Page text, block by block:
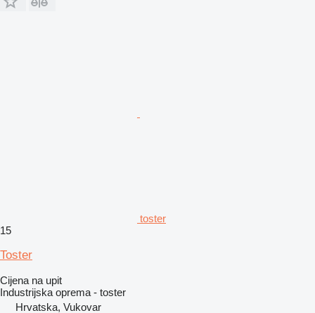
toster
15
Toster
Cijena na upit
Industrijska oprema - toster
Hrvatska, Vukovar